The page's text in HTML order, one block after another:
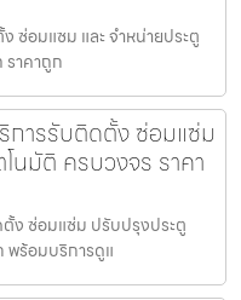
ซ่อมแซม และ จำหน่ายประตู
ราคาถูก
การรับติดตั้ง ซ่อมแซ่ม
นมัติ ครบวงจร ราคา
ง ซ่อมแซ่ม ปรับปรุงประตู
พร้อมบริการดูแ